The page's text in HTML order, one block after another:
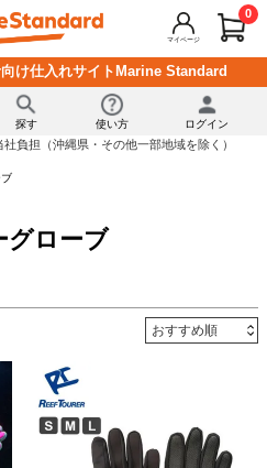
マイページ
0
け仕入れサイトMarine Standard
探す 使い方 ログイン
負担（沖縄県・その他一部地域を除く）
グローブ